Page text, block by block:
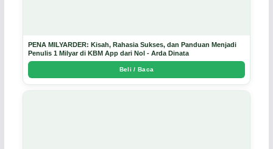
PENA MILYARDER: Kisah, Rahasia Sukses, dan Panduan Menjadi
Penulis 1 Milyar di KBM App dari Nol - Arda Dinata
Beli / Baca